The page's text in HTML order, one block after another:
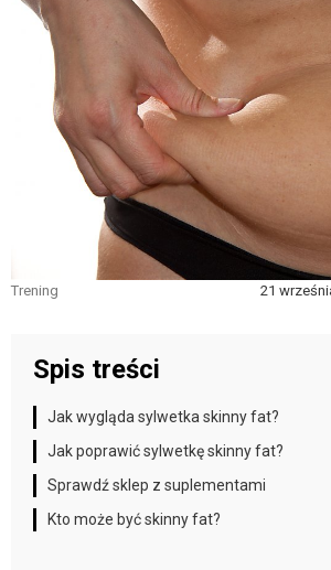
Trening 21
Spis treści
Jak wygląda sylwetka skinny fat?
Jak poprawić sylwetkę skinny fat?
Sprawdź sklep z suplementami
Kto może być skinny fat?